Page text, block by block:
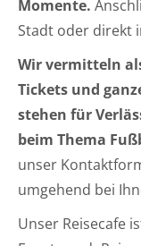
Momente.
Stadt oder direkt
Wir vermitteln
Tickets und
stehen für
beim Thema
unser
umgehend bei
Unser Reisecafe